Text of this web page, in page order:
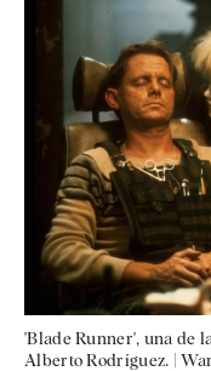
'Blade Runner', una de
Alberto Rodríguez. |